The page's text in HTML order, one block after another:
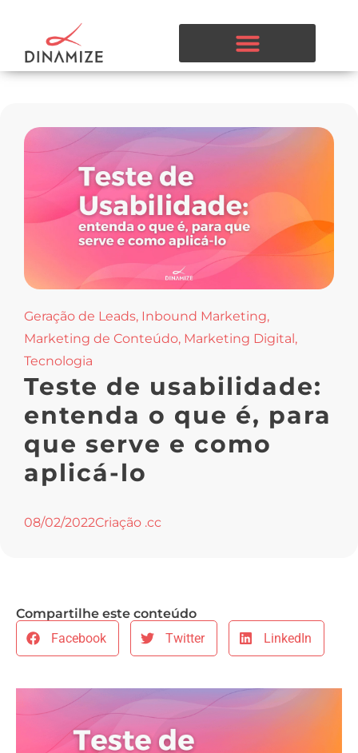
Geração de Leads, Inbound Marketing,
Marketing de Conteúdo, Marketing Digital ,
Tecnologia
Teste de usabilidade:
entenda o que é, para
que serve e como
aplicá-lo
08/02/2022Criação .cc
Compartilhe este conteúdo
Facebook
Twitter LinkedIn